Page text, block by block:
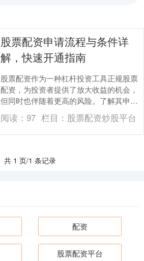
股票配资申请流程与条件详
解，快速开通指南
股票配资作为一种杠杆投资工具正规股票
配资，为投资者提供了放大收益的机会，
但同时也伴随着更高的风险。了解其申请
流程与条件，是投资者安全参与的第一
步。本文将为您详细....
阅读：97 栏目： 股票配资炒股平台
共 1 页/1 条记录
配资
股票配资平台